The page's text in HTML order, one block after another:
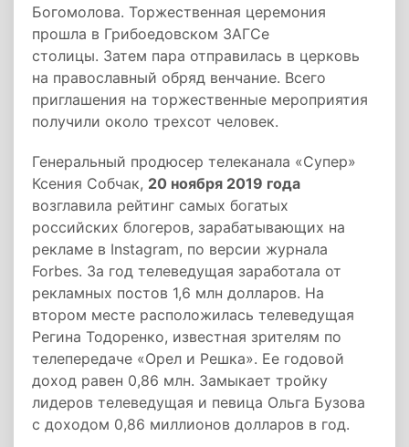
Богомолова. Торжественная церемония
прошла в Грибоедовском ЗАГСе
столицы. Затем пара отправилась в церковь
на православный обряд венчание. Всего
приглашения на торжественные мероприятия
получили около трехсот человек.
Генеральный продюсер телеканала «Супер»
Ксения Собчак, 20 ноября 2019 года
возглавила рейтинг самых богатых
российских блогеров, зарабатывающих на
рекламе в Instagram, по версии журнала
Forbes. За год телеведущая заработала от
рекламных постов 1,6 млн долларов. На
втором месте расположилась телеведущая
Регина Тодоренко, известная зрителям по
телепередаче «Орел и Решка». Ее годовой
доход равен 0,86 млн. Замыкает тройку
лидеров телеведущая и певица Ольга Бузова
с доходом 0,86 миллионов долларов в год.